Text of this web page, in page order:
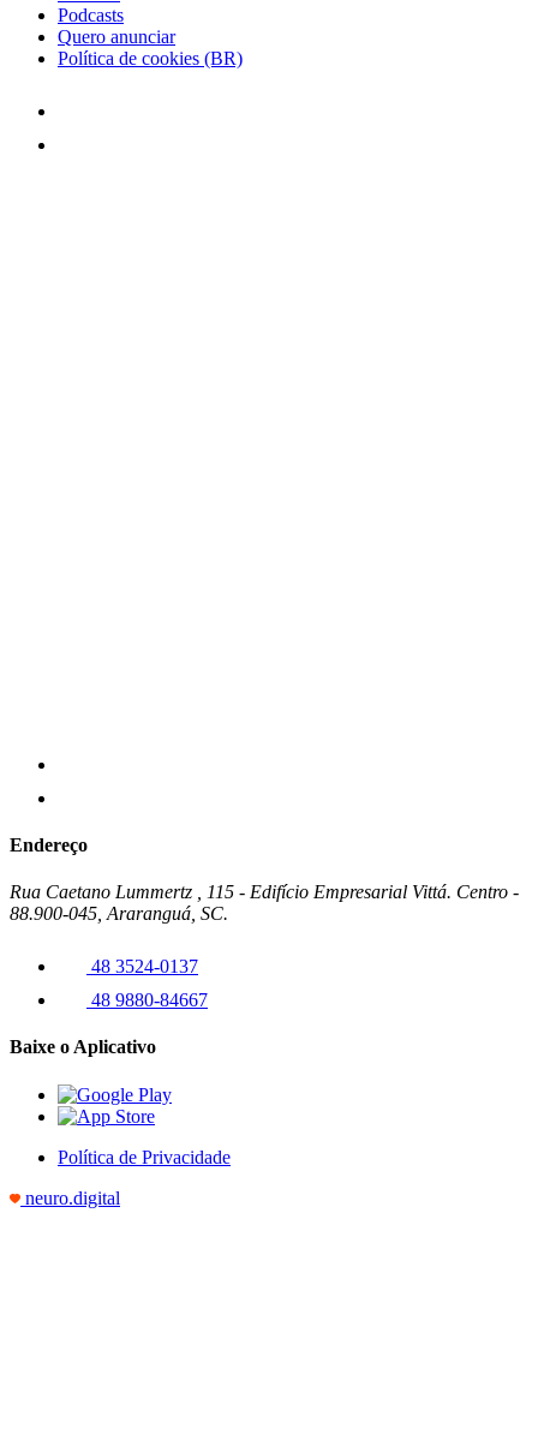
Podcasts
Quero anunciar
Política de cookies (BR)
Endereço
Rua Caetano Lummertz , 115 - Edifício Empresarial Vittá. Centro -
88.900-045, Araranguá, SC.
48 3524-0137
48 9880-84667
Baixe o Aplicativo
Política de Privacidade
neuro.digital